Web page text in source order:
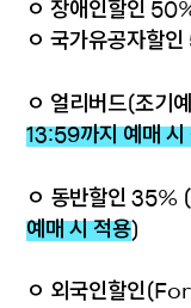
ㅇ 장애인할인
ㅇ 국가유공자할
ㅇ 얼리버드(조기
13:59까지 예매 시
ㅇ 동반할인 35% (
예매 시 적용)
ㅇ 외국인할인